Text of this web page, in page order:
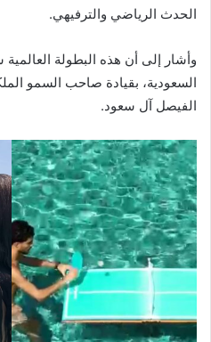
الحدث الرياضي والترفيهي.
وأشار إلى أن هذه البطولة العالمية
السعودية، بقيادة صاحب السمو
الفيصل آل سعود.